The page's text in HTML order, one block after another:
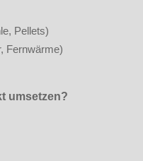
Pellets)
Fernwärme)
umsetzen?